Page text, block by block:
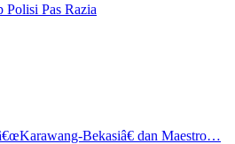
Pas Razia
Bekasiâ€ dan Maestro…